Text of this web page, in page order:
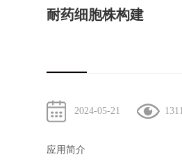
耐药细胞株构建
2024-05-21 1311
应用简介